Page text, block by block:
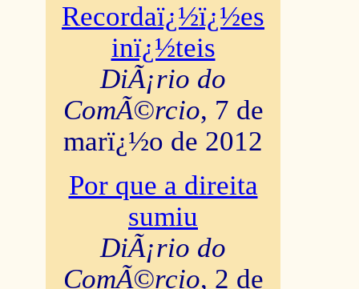
Recordaï¿½ï¿½es
inï¿½teis
DiÃ¡rio do
ComÃ©rcio, 7 de
marï¿½o de 2012
Por que a direita
sumiu
DiÃ¡rio do
ComÃ©rcio, 2 de